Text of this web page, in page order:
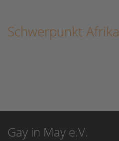
Schwerpunkt Afrika
Gay in May e.V.